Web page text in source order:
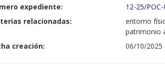
expediente:
12-25/
relacionadas:
entorno
patrimonio
creación:
06/10/2025